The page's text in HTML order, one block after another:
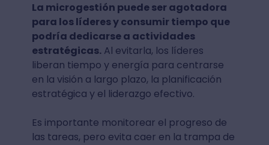
La microgestión puede ser agotadora
para los líderes y consumir tiempo que
podría dedicarse a actividades
estratégicas.Al evitarla, los líderes
liberan tiempo y energía para centrarse
en la visión a largo plazo, la planificación
estratégica y el liderazgo efectivo.
Es importante monitorear el progreso de
las tareas, pero evita caer en la trampa de